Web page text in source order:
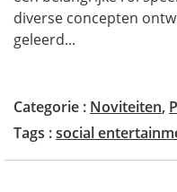
diverse concepten
geleerd...
Categorie : Noviteiten,
Tags :social